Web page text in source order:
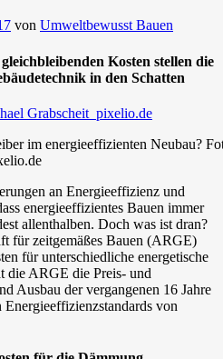
von Umweltbewusst Bauen
Kosten stellen die
in den Schatten
im energieeffizienten Neubau?
an Energieeffizienz und
energieeffizientes Bauen immer
allenthalben. Doch was ist dran?
für zeitgemäßes Bauen (ARGE)
für unterschiedliche energetische
die ARGE die Preis- und
Ausbau der vergangenen 16 Jahre
von